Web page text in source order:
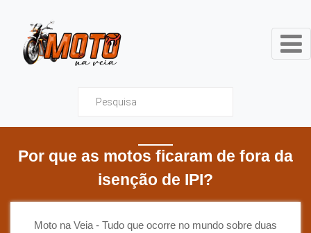
Moto na Veia - Tudo que
Por que as motos ficaram de fora da
isenção de IPI?
Moto na Veia - Tudo que ocorre no mundo sobre duas